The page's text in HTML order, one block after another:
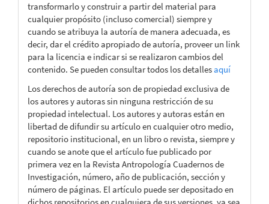
transformarlo y construir a partir del material para
cualquier propósito (incluso comercial) siempre y
cuando se atribuya la autoría de manera adecuada, es
decir, dar el crédito apropiado de autoría, proveer un link
para la licencia e indicar si se realizaron cambios del
contenido. Se pueden consultar todos los detallesaquí
Los derechos de autoría son de propiedad exclusiva de
los autores y autoras sin ninguna restricción de su
propiedad intelectual. Los autores y autoras están en
libertad de difundir su artículo en cualquier otro medio,
repositorio institucional, en un libro o revista, siempre y
cuando se anote que el artículo fue publicado por
primera vez en la Revista Antropología Cuadernos de
Investigación, número, año de publicación, sección y
número de páginas. El artículo puede ser depositado en
dichos repositorios en cualquiera de sus versiones, ya sea